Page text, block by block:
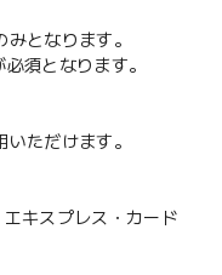
となります。
須となります。
ただけます。
キスプレス・カード